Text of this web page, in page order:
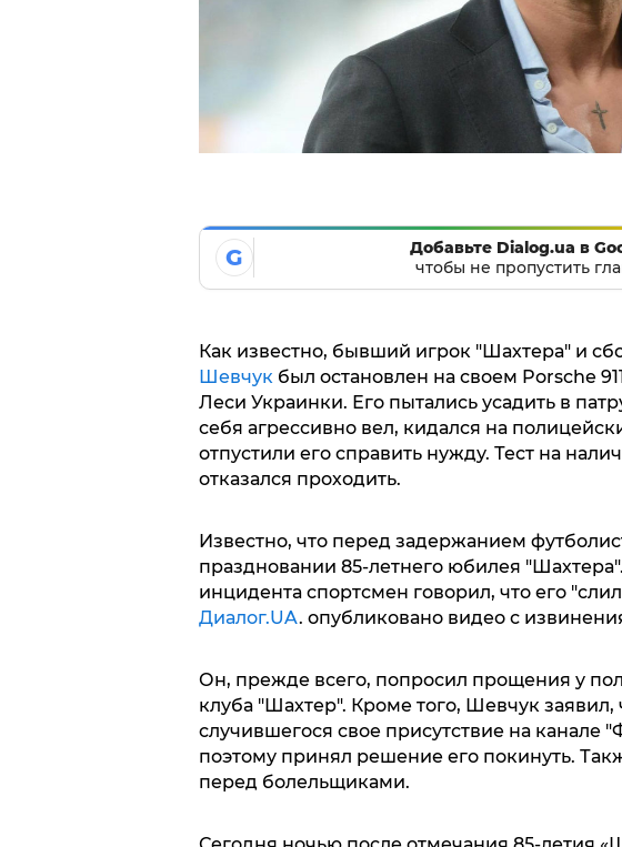
G
Добавьте Dialog.ua в
чтобы не пропустить
Как известно, бывший игрок "Шахтера" и
Шевчукбыл остановлен на своем Porsche
Леси Украинки. Его пытались усадить в
себя агрессивно вел, кидался на
отпустили его справить нужду. Тест на
отказался проходить.
Известно, что перед задержанием
праздновании 85-летнего юбилея
инцидента спортсмен говорил, что его
Диалог.UA. опубликовано видео с
Он, прежде всего, попросил прощения у
клуба "Шахтер". Кроме того, Шевчук заявил,
случившегося свое присутствие на
поэтому принял решение его покинуть.
перед болельщиками.